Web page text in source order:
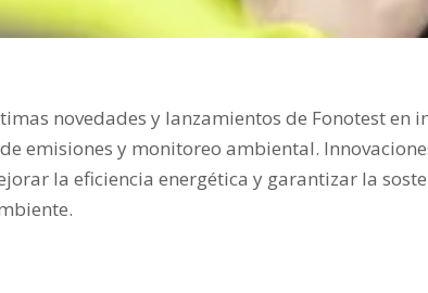
novedades y lanzamientos de Fonotest en
emisiones y monitoreo ambiental.
la eficiencia energética y garantizar la